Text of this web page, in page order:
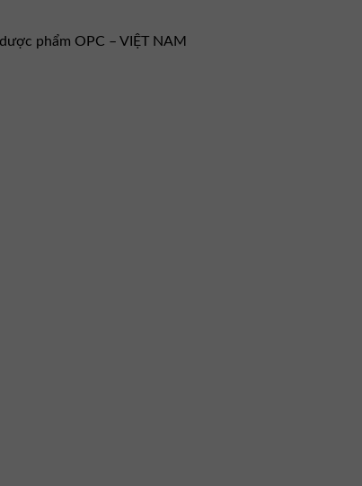
phẩm OPC – VIỆT NAM